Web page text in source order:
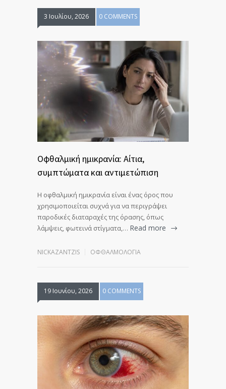
3 Ιουλίου, 2026 0 COMMENTS
Οφθαλμική ημικρανία: Αίτια,
συμπτώματα και αντιμετώπιση
Η οφθαλμική ημικρανία είναι ένας όρος που
χρησιμοποιείται συχνά για να περιγράψει
παροδικές διαταραχές της όρασης, όπως
λάμψεις, φωτεινά στίγματα,… Read more
NICKAZANTZIS ΟΦΘΑΛΜΟΛΟΓΊΑ
19 Ιουνίου, 2026 0 COMMENTS